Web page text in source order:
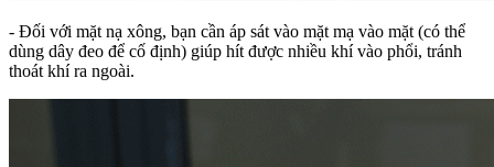
- Đối với mặt nạ xông, bạn cần áp sát vào mặt mạ vào mặt (có thể
dùng dây đeo để cố định) giúp hít được nhiều khí vào phổi, tránh
thoát khí ra ngoài.